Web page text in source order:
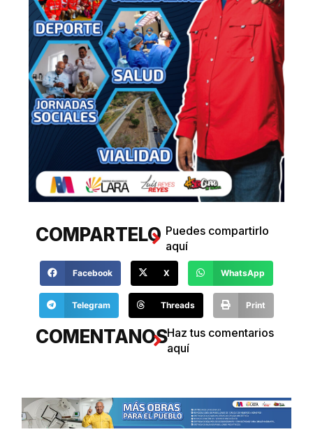
COMPARTELO Puedes compartirlo
aquí
Facebook X WhatsApp
Telegram Threads Print
COMENTANOSHaz tus comentarios
aquí